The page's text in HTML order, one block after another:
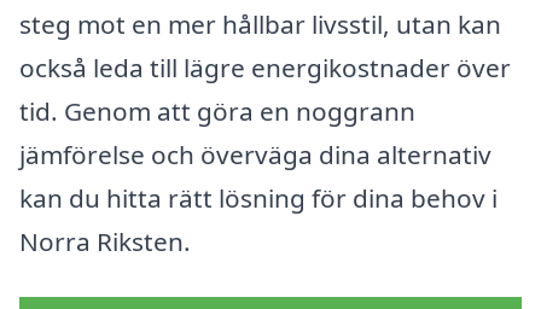
steg mot en mer hållbar livsstil, utan kan
också leda till lägre energikostnader över
tid. Genom att göra en noggrann
jämförelse och överväga dina alternativ
kan du hitta rätt lösning för dina behov i
Norra Riksten.